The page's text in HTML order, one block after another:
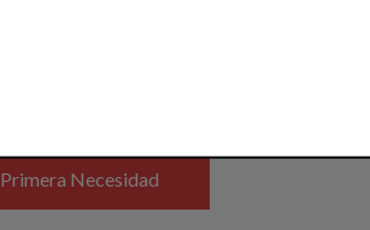
Primera Necesidad